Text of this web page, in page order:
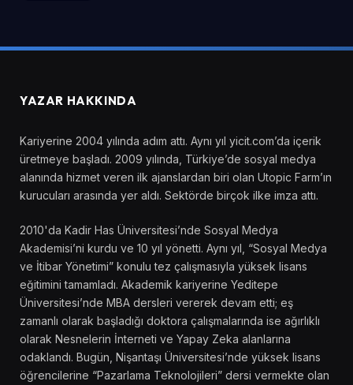
YAZAR HAKKINDA
Kariyerine 2004 yılında adım attı. Aynı yıl yicit.com’da içerik
üretmeye başladı. 2009 yılında, Türkiye’de sosyal medya
alanında hizmet veren ilk ajanslardan biri olan Utopic Farm’ın
kurucuları arasında yer aldı. Sektörde birçok ilke imza attı.
2010'da Kadir Has Üniversitesi’nde Sosyal Medya
Akademisi’ni kurdu ve 10 yıl yönetti. Aynı yıl, “Sosyal Medya
ve İtibar Yönetimi” konulu tez çalışmasıyla yüksek lisans
eğitimini tamamladı. Akademik kariyerine Yeditepe
Üniversitesi’nde MBA dersleri vererek devam etti; eş
zamanlı olarak başladığı doktora çalışmalarında ise ağırlıklı
olarak Nesnelerin İnterneti ve Yapay Zeka alanlarına
odaklandı. Bugün, Nişantaşı Üniversitesi’nde yüksek lisans
öğrencilerine “Pazarlama Teknolojileri” dersi vermekte olan